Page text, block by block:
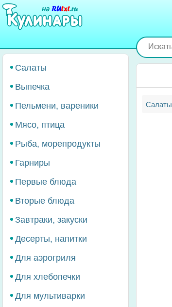
Перейти
основному
Салаты
Выпечка
Пельмени, вареники
Мясо, птица
Рыба, морепродукты
Гарниры
Первые блюда
Вторые блюда
Завтраки, закуски
Десерты, напитки
Для аэрогриля
Для хлебопечки
Для мультиварки
Салаты